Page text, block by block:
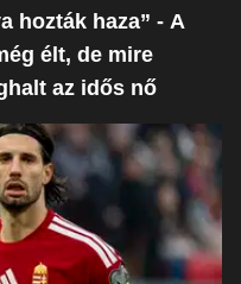
hozták haza” - A
élt, de mire
az idős nő